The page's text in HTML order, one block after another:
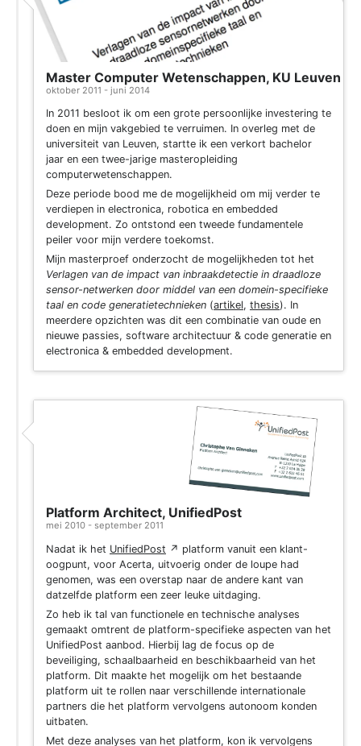
Master Computer Wetenschappen, KU Leuven
oktober 2011 - juni 2014
In 2011 besloot ik om een grote persoonlijke investering te
doen en mijn vakgebied te verruimen. In overleg met de
universiteit van Leuven, startte ik een verkort bachelor
jaar en een twee-jarige masteropleiding
computerwetenschappen.
Deze periode bood me de mogelijkheid om mij verder te
verdiepen in electronica, robotica en embedded
development. Zo ontstond een tweede fundamentele
peiler voor mijn verdere toekomst.
Mijn masterproef onderzocht de mogelijkheden tot het
Verlagen van de impact van inbraakdetectie in draadloze
sensor-netwerken door middel van een domein-specifieke
taal en code generatietechnieken (artikel, thesis). In
meerdere opzichten was dit een combinatie van oude en
nieuwe passies, software architectuur & code generatie en
electronica & embedded development.
Platform Architect, UnifiedPost
mei 2010 - september 2011
Nadat ik het UnifiedPost ↗ platform vanuit een klant-
oogpunt, voor Acerta, uitvoerig onder de loupe had
genomen, was een overstap naar de andere kant van
datzelfde platform een zeer leuke uitdaging.
Zo heb ik tal van functionele en technische analyses
gemaakt omtrent de platform-specifieke aspecten van het
UnifiedPost aanbod. Hierbij lag de focus op de
beveiliging, schaalbaarheid en beschikbaarheid van het
platform. Dit maakte het mogelijk om het bestaande
platform uit te rollen naar verschillende internationale
partners die het platform vervolgens autonoom konden
uitbaten.
Met deze analyses van het platform, kon ik vervolgens